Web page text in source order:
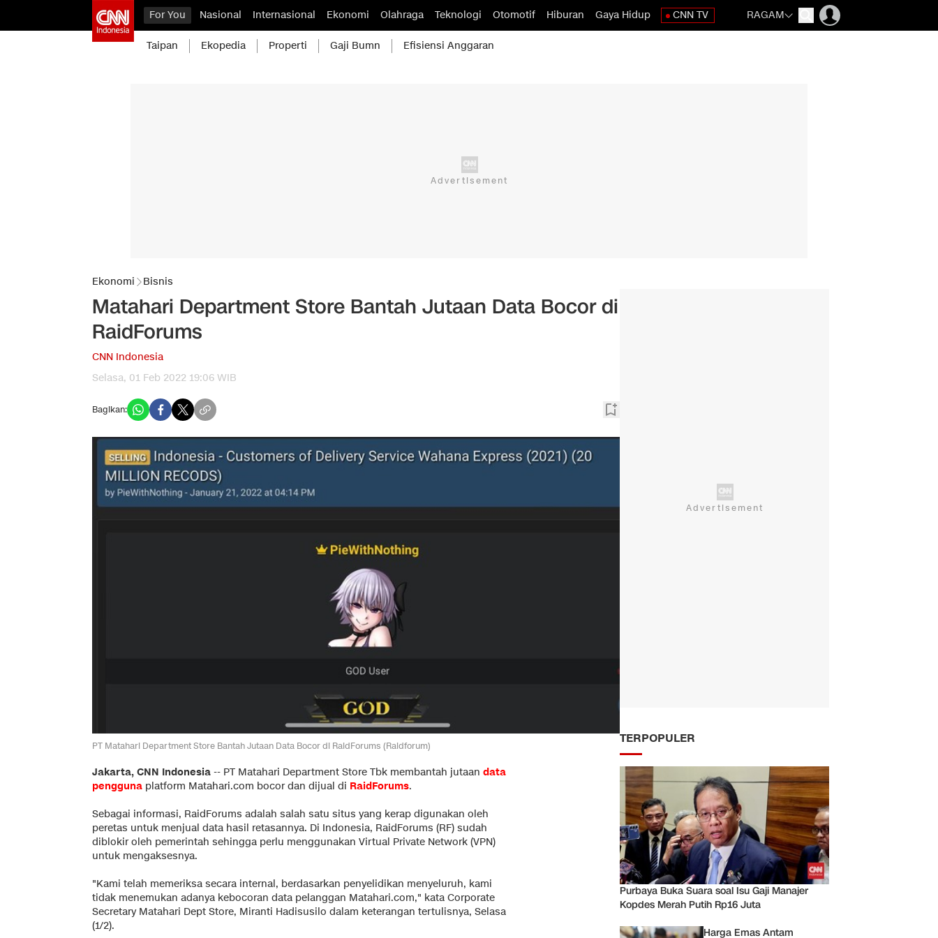
For You Nasional Internasional Ekonomi Olahraga Teknologi Otomotif Hiburan Gaya Hidup CNN TV RAGAM
Taipan Ekopedia Properti Gaji Bumn Efisiensi Anggaran
Ekonomi Bisnis
Matahari Department Store Bantah Jutaan Data Bocor di
RaidForums
CNN Indonesia
Selasa, 01 Feb 2022 19:06 WIB
Bagikan:
PT Matahari Department Store Bantah Jutaan Data Bocor di RaidForums (Raidforum)
Jakarta, CNN Indonesia -- PT Matahari Department Store Tbk membantah jutaan data
pengguna platform Matahari.com bocor dan dijual di RaidForums.
Sebagai informasi, RaidForums adalah salah satu situs yang kerap digunakan oleh
peretas untuk menjual data hasil retasannya. Di Indonesia, RaidForums (RF) sudah
diblokir oleh pemerintah sehingga perlu menggunakan Virtual Private Network (VPN)
untuk mengaksesnya.
"Kami telah memeriksa secara internal, berdasarkan penyelidikan menyeluruh, kami
tidak menemukan adanya kebocoran data pelanggan Matahari.com," kata Corporate
Secretary Matahari Dept Store, Miranti Hadisusilo dalam keterangan tertulisnya, Selasa
(1/2).
TERPOPULER
Purbaya Buka Suara soal Isu Gaji Manajer
Kopdes Merah Putih Rp16 Juta
Harga Emas Antam